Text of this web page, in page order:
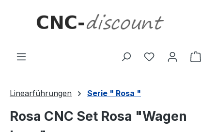
Linearführungen Serie " Rosa "
Rosa CNC Set Rosa "Wagen